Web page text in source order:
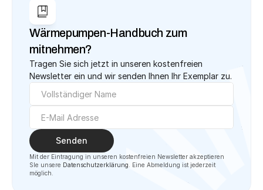
Wärmepumpen-Handbuch zum
mitnehmen?
Tragen Sie sich jetzt in unseren kostenfreien
Newsletter ein und wir senden Ihnen Ihr Exemplar zu.
Senden
Mit der Eintragung in unseren kostenfreien Newsletter akzeptieren
SIe unsere Datenschutzerklärung . Eine Abmeldung ist jederzeit
möglich.